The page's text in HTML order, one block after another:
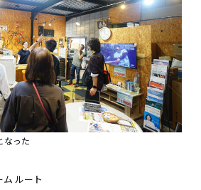
なった
ム ルート